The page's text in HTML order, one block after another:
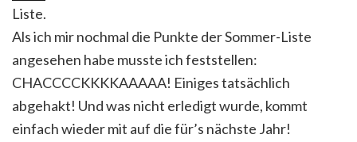
Liste.
Als ich mir nochmal die Punkte der Sommer-Liste
angesehen habe musste ich feststellen:
CHACCCCKKKKAAAAA! Einiges tatsächlich
abgehakt! Und was nicht erledigt wurde, kommt
einfach wieder mit auf die für’s nächste Jahr!